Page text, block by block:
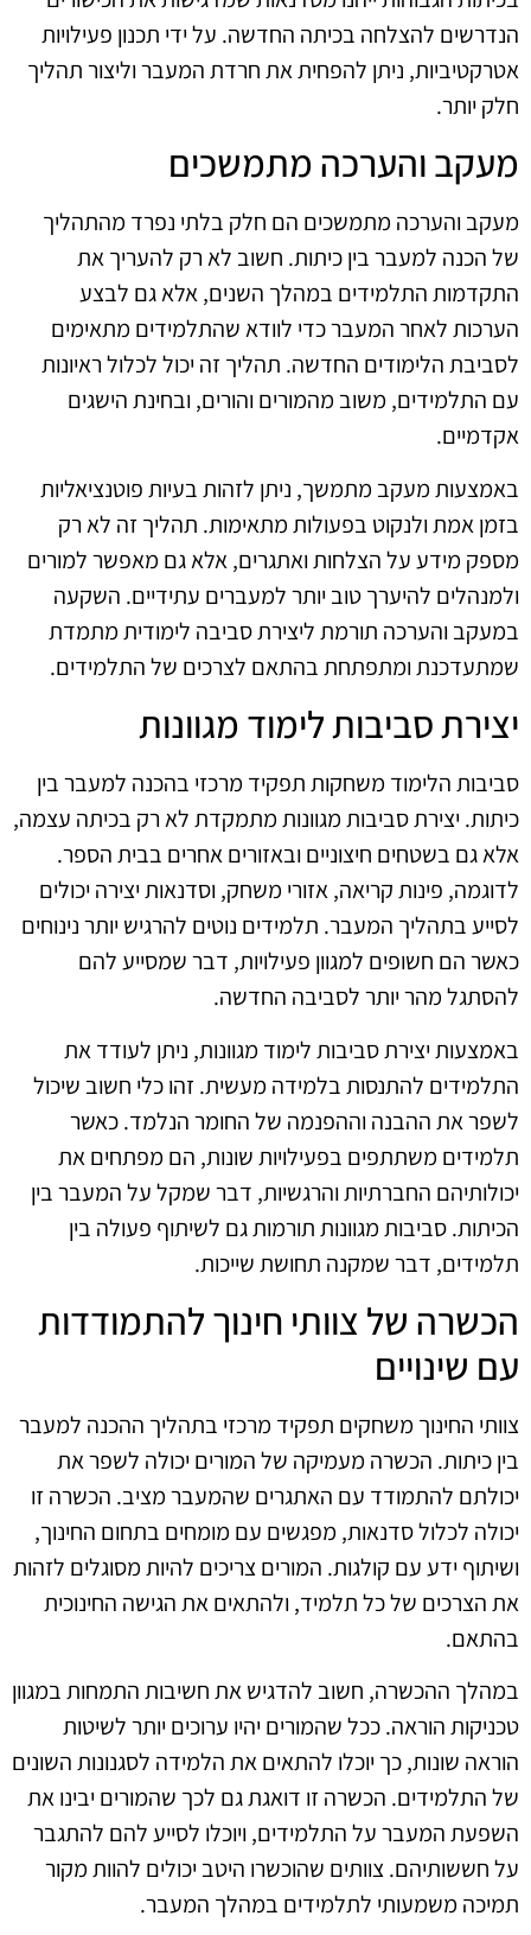
הנדרשים להצלחה בכיתה החדשה. על ידי תכנון פעילויות
אטרקטיביות, ניתן להפחית את חרדת המעבר וליצור תהליך
חלק יותר.
מעקב והערכה מתמשכים
מעקב והערכה מתמשכים הם חלק בלתי נפרד מהתהליך
של הכנה למעבר בין כיתות. חשוב לא רק להעריך את
התקדמות התלמידים במהלך השנים, אלא גם לבצע
הערכות לאחר המעבר כדי לוודא שהתלמידים מתאימים
לסביבת הלימודים החדשה. תהליך זה יכול לכלול ראיונות
עם התלמידים, משוב מהמורים והורים, ובחינת הישגים
אקדמיים.
באמצעות מעקב מתמשך, ניתן לזהות בעיות פוטנציאליות
בזמן אמת ולנקוט בפעולות מתאימות. תהליך זה לא רק
מספק מידע על הצלחות ואתגרים, אלא גם מאפשר למורים
ולמנהלים להיערך טוב יותר למעברים עתידיים. השקעה
במעקב והערכה תורמת ליצירת סביבה לימודית מתמדת
שמתעדכנת ומתפתחת בהתאם לצרכים של התלמידים.
יצירת סביבות לימוד מגוונות
סביבות הלימוד משחקות תפקיד מרכזי בהכנה למעבר בין
כיתות. יצירת סביבות מגוונות מתמקדת לא רק בכיתה עצמה,
אלא גם בשטחים חיצוניים ובאזורים אחרים בבית הספר.
לדוגמה, פינות קריאה, אזורי משחק, וסדנאות יצירה יכולים
לסייע בתהליך המעבר. תלמידים נוטים להרגיש יותר נינוחים
כאשר הם חשופים למגוון פעילויות, דבר שמסייע להם
להסתגל מהר יותר לסביבה החדשה.
באמצעות יצירת סביבות לימוד מגוונות, ניתן לעודד את
התלמידים להתנסות בלמידה מעשית. זהו כלי חשוב שיכול
לשפר את ההבנה וההפנמה של החומר הנלמד. כאשר
תלמידים משתתפים בפעילויות שונות, הם מפתחים את
יכולותיהם החברתיות והרגשיות, דבר שמקל על המעבר בין
הכיתות. סביבות מגוונות תורמות גם לשיתוף פעולה בין
תלמידים, דבר שמקנה תחושת שייכות.
הכשרה של צוותי חינוך להתמודדות
עם שינויים
צוותי החינוך משחקים תפקיד מרכזי בתהליך ההכנה למעבר
בין כיתות. הכשרה מעמיקה של המורים יכולה לשפר את
יכולתם להתמודד עם האתגרים שהמעבר מציב. הכשרה זו
יכולה לכלול סדנאות, מפגשים עם מומחים בתחום החינוך,
ושיתוף ידע עם קולגות. המורים צריכים להיות מסוגלים לזהות
את הצרכים של כל תלמיד, ולהתאים את הגישה החינוכית
בהתאם.
במהלך ההכשרה, חשוב להדגיש את חשיבות התמחות במגוון
טכניקות הוראה. ככל שהמורים יהיו ערוכים יותר לשיטות
הוראה שונות, כך יוכלו להתאים את הלמידה לסגנונות השונים
של התלמידים. הכשרה זו דואגת גם לכך שהמורים יבינו את
השפעת המעבר על התלמידים, ויוכלו לסייע להם להתגבר
על חששותיהם. צוותים שהוכשרו היטב יכולים להוות מקור
תמיכה משמעותי לתלמידים במהלך המעבר.